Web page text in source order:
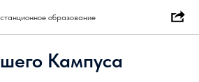
образование
Кампуса